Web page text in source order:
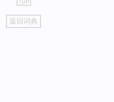
go
top
返回词典